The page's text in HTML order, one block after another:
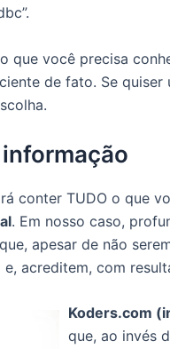
que você precisa
de fato. Se quiser
conter TUDO o que
. Em nosso caso,
apesar de não
acreditem, com
Koders.com
que, ao invés